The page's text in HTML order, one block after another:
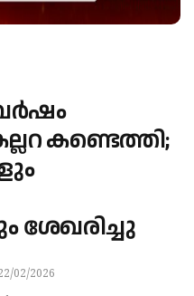
കണ്ടെത്തി;
02/2026